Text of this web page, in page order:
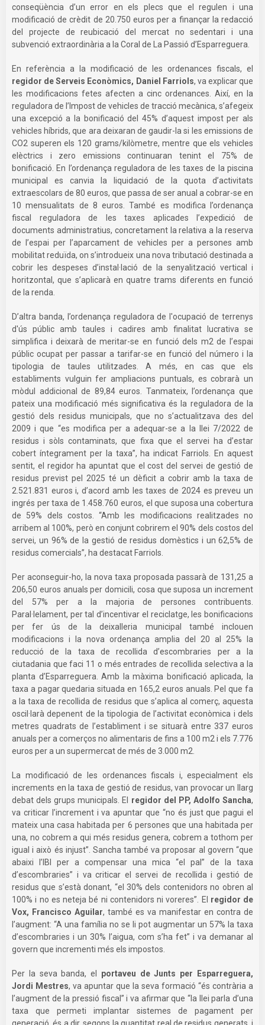
conseqüència d’un error en els plecs que el regulen i una
modificació de crèdit de 20.750 euros per a finançar la redacció
del projecte de reubicació del mercat no sedentari i una
subvenció extraordinària a la Coral de La Passió d’Esparreguera.
En referència a la modificació de les ordenances fiscals, el
regidor de Serveis Econòmics, Daniel Farriols, va explicar que
les modificacions fetes afecten a cinc ordenances. Així, en la
reguladora de l’Impost de vehicles de tracció mecànica, s’afegeix
una excepció a la bonificació del 45% d’aquest impost per als
vehicles híbrids, que ara deixaran de gaudir-la si les emissions de
CO2 superen els 120 grams/kilòmetre, mentre que els vehicles
elèctrics i zero emissions continuaran tenint el 75% de
bonificació. En l’ordenança reguladora de les taxes de la piscina
municipal es canvia la liquidació de la quota d’activitats
extraescolars de 80 euros, que passa de ser anual a cobrar-se en
10 mensualitats de 8 euros. També es modifica l’ordenança
fiscal reguladora de les taxes aplicades l’expedició de
documents administratius, concretament la relativa a la reserva
de l’espai per l’aparcament de vehicles per a persones amb
mobilitat reduïda, on s’introdueix una nova tributació destinada a
cobrir les despeses d’instal·lació de la senyalització vertical i
horitzontal, que s’aplicarà en quatre trams diferents en funció
de la renda.
D’altra banda, l’ordenança reguladora de l'ocupació de terrenys
d'ús públic amb taules i cadires amb finalitat lucrativa se
simplifica i deixarà de meritar-se en funció dels m2 de l’espai
públic ocupat per passar a tarifar-se en funció del número i la
tipologia de taules utilitzades. A més, en cas que els
establiments vulguin fer ampliacions puntuals, es cobrarà un
mòdul addicional de 89,84 euros. Tanmateix, l’ordenança que
pateix una modificació més significativa és la reguladora de la
gestió dels residus municipals, que no s’actualitzava des del
2009 i que “es modifica per a adequar-se a la llei 7/2022 de
residus i sòls contaminats, que fixa que el servei ha d’estar
cobert íntegrament per la taxa”, ha indicat Farriols. En aquest
sentit, el regidor ha apuntat que el cost del servei de gestió de
residus previst pel 2025 té un dèficit a cobrir amb la taxa de
2.521.831 euros i, d’acord amb les taxes de 2024 es preveu un
ingrés per taxa de 1.458.760 euros, el que suposa una cobertura
de 59% dels costos. “Amb les modificacions realitzades no
arribem al 100%, però en conjunt cobrirem el 90% dels costos del
servei, un 96% de la gestió de residus domèstics i un 62,5% de
residus comercials”, ha destacat Farriols.
Per aconseguir-ho, la nova taxa proposada passarà de 131,25 a
206,50 euros anuals per domicili, cosa que suposa un increment
del 57% per a la majoria de persones contribuents.
Paral·lelament, per tal d’incentivar el reciclatge, les bonificacions
per fer ús de la deixalleria municipal també inclouen
modificacions i la nova ordenança amplia del 20 al 25% la
reducció de la taxa de recollida d’escombraries per a la
ciutadania que faci 11 o més entrades de recollida selectiva a la
planta d’Esparreguera. Amb la màxima bonificació aplicada, la
taxa a pagar quedaria situada en 165,2 euros anuals. Pel que fa
a la taxa de recollida de residus que s’aplica al comerç, aquesta
oscil·larà depenent de la tipologia de l’activitat econòmica i dels
metres quadrats de l’establiment i se situarà entre 337 euros
anuals per a comerços no alimentaris de fins a 100 m2 i els 7.776
euros per a un supermercat de més de 3.000 m2.
La modificació de les ordenances fiscals i, especialment els
increments en la taxa de gestió de residus, van provocar un llarg
debat dels grups municipals. El regidor del PP, Adolfo Sancha,
va criticar l’increment i va apuntar que “no és just que pagui el
mateix una casa habitada per 6 persones que una habitada per
una, no cobrem a qui més residus genera, cobrem a tothom per
igual i això és injust”. Sancha també va proposar al govern “que
abaixi l’IBI per a compensar una mica “el pal” de la taxa
d’escombraries” i va criticar el servei de recollida i gestió de
residus que s’està donant, “el 30% dels contenidors no obren al
100% i no es neteja bé ni contenidors ni voreres”. El regidor de
Vox, Francisco Aguilar, també es va manifestar en contra de
l’augment: “A una família no se li pot augmentar un 57% la taxa
d’escombraries i un 30% l’aigua, com s’ha fet” i va demanar al
govern que incrementi més els impostos.
Per la seva banda, el portaveu de Junts per Esparreguera,
Jordi Mestres, va apuntar que la seva formació “és contrària a
l’augment de la pressió fiscal” i va afirmar que “la llei parla d’una
taxa que permeti implantar sistemes de pagament per
generació, és a dir, segons la quantitat real de residus generats, i